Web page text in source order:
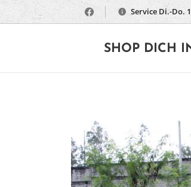
Service Di.-Do.
SHOP DICH